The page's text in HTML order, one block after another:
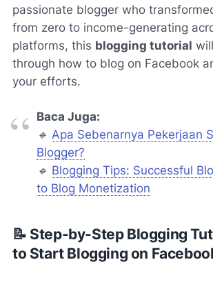
passionate blogger who
from zero to income-generating
platforms, this blogging tutorial
through how to blog on Facebook
your efforts.
Baca Juga:
🔹 Apa Sebenarnya Pekerjaan
Blogger?
🔹 Blogging Tips: Successful
to Blog Monetization
📝 Step-by-Step Blogging
to Start Blogging on